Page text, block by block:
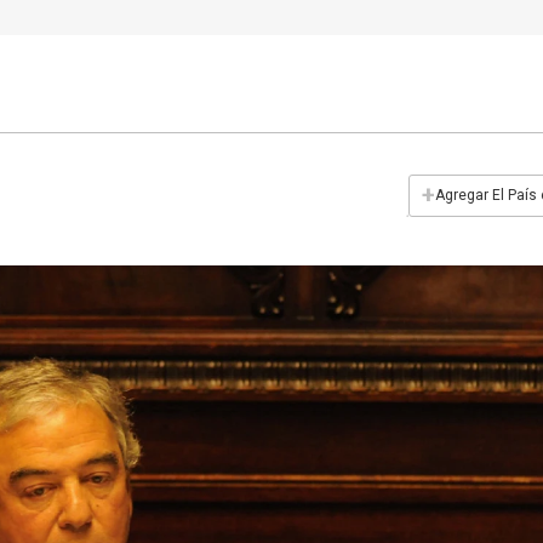
+Agregar El País